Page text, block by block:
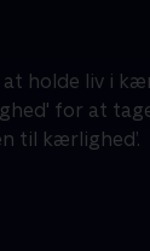
holde liv i
for at
til kærlighed’.